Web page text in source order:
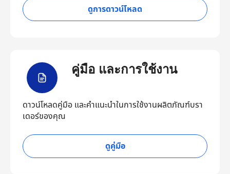
ดูการดาวน์โหลด
คู่มือ และการใช้งาน
ดาวน์โหลดคู่มือ และคำแนะนำในการใช้งานผลิตภัณฑ์บรา
เดอร์ของคุณ
ดูคู่มือ